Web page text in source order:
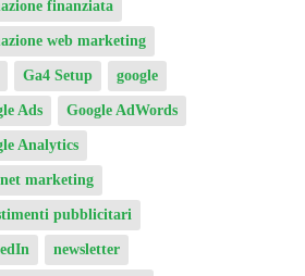
web marketing
Ga4 Setup google
Ads Google AdWords
Analytics
marketing
pubblicitari
newsletter
Multicanalità